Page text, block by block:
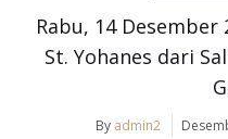
Rabu, 14
St. Yohanes dari
By admin2